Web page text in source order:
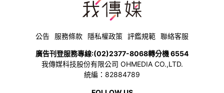
公告 服務條款 隱私權政策 評鑑規範 聯絡客服
廣告刊登服務專線:(02)2377-8068轉分機 6554
我傳媒科技股份有限公司 OHMEDIA CO.,LTD.
統編：82884789